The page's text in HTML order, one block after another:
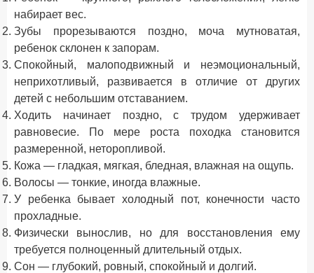
набирает вес.
Зубы прорезываются поздно, моча мутноватая,
ребенок склонен к запорам.
Спокойный, малоподвижный и неэмоциональный,
неприхотливый, развивается в отличие от других
детей с небольшим отставанием.
Ходить начинает поздно, с трудом удерживает
равновесие. По мере роста походка становится
размеренной, неторопливой.
Кожа — гладкая, мягкая, бледная, влажная на ощупь.
Волосы — тонкие, иногда влажные.
У ребенка бывает холодный пот, конечности часто
прохладные.
Физически вынослив, но для восстановления ему
требуется полноценный длительный отдых.
Сон — глубокий, ровный, спокойный и долгий.